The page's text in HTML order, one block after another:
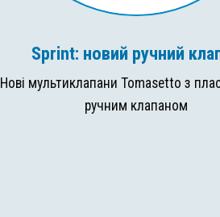
Sprint: новий ручний
Нові мультиклапани Tomasetto з
ручним клапаном